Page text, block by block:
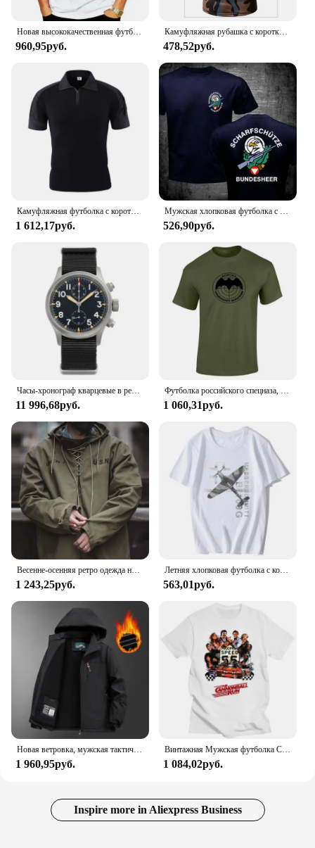
Новая высококачественная футболка, футболка, женская летняя футболка в стиле милитари с низкой видимостью
960,95руб.
Камуфляжная рубашка с коротким рукавом, костюм для верховой езды, быстросохнущая Военная тактическая футболка, мужские компрессионные футболки, летние топы для фитнеса
478,52руб.
Камуфляжная футболка с коротким рукавом, военная униформа для отдыха на открытом воздухе, кемпинга, боевых действий, футболка для учеников армии, темно-синий цвет
1 612,17руб.
Мужская хлопковая футболка с надписью «Jagdkommando»
526,90руб.
Часы-хронограф кварцевые в ретро стиле, 39 мм, 100 м
11 996,68руб.
Футболка российского спецназа, футболка спецназ в стиле милитари, Подарочная Мужская одежда, футболка большого размера в стиле Харадзюку, уличные Топы
1 060,31руб.
Весенне-осенняя ретро одежда на шнурке в стиле карго, рабочая одежда, новая модная ветровка в стиле милитари с капюшоном, военное пальто, рабочая одежда
1 243,25руб.
Летняя хлопковая футболка с коротким рукавом и круглым вырезом
563,01руб.
1 960,95руб.
Винтажная Мужская футболка Cannonball Run с героями фильма, понравилась футболка, военные футболки, одежда СССР Ctbabm
1 084,02руб.
Inspire more in Aliexpress Business